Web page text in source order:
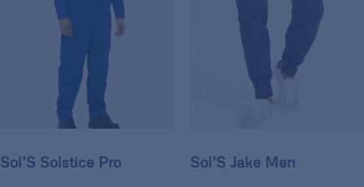
Sol’S Solstice Pro Sol’S Jake Men